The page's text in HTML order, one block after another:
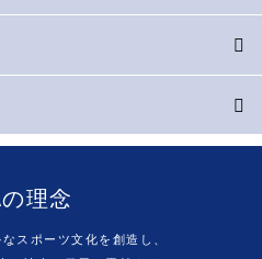
理念
スポーツ文化を創造し、